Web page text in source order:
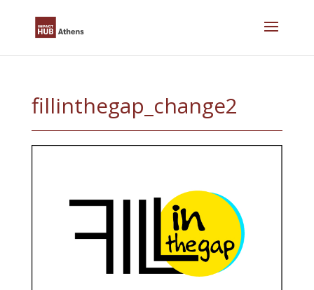
fillinthegap_change2